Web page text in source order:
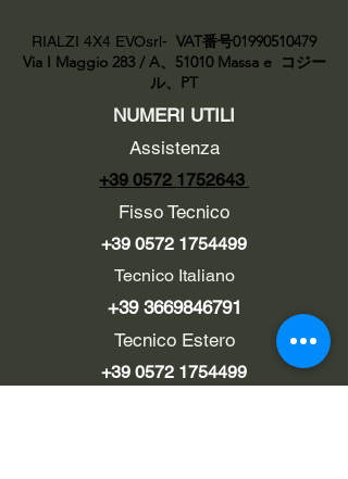
RIALZI 4X4 EVOsrl- VAT番号01990510479
Via I Maggio 283 / A、51010 Massa e コジー
ル、PT
NUMERI UTILI
Assistenza
+39 0572 1752643
Fisso Tecnico
+39 0572 1754499
Tecnico Italiano
+39 3669846791
Tecnico Estero
+39 0572 1754499